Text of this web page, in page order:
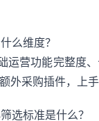
么维度？
运营功能完整度
外采购插件，上
选标准是什么？